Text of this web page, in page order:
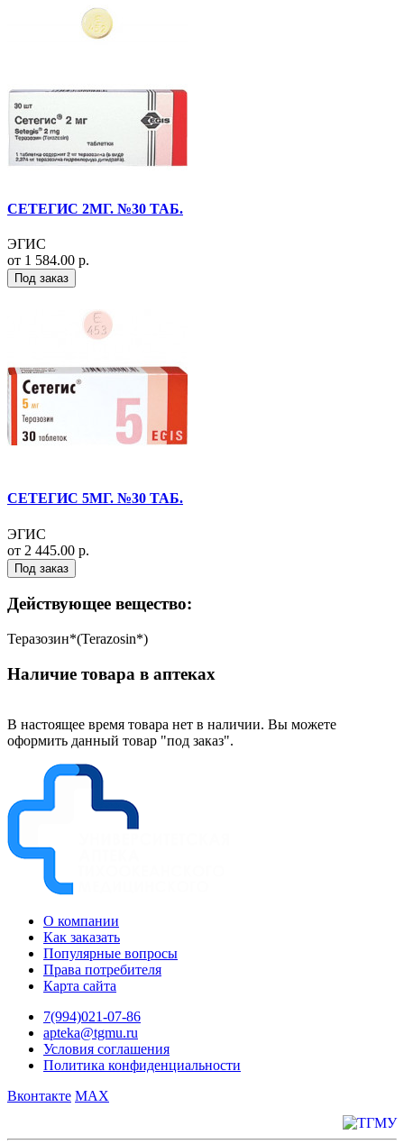
СЕТЕГИС 2МГ. №30 ТАБ.
ЭГИС
от 1 584.00 р.
Под заказ
СЕТЕГИС 5МГ. №30 ТАБ.
ЭГИС
от 2 445.00 р.
Под заказ
Действующее вещество:
Теразозин*(Terazosin*)
Наличие товара в аптеках
В настоящее время товара нет в наличии. Вы можете
оформить данный товар "под заказ".
О компании
Как заказать
Популярные вопросы
Права потребителя
Карта сайта
7(994)021-07-86
apteka@tgmu.ru
Условия соглашения
Политика конфиденциальности
Вконтакте MAX